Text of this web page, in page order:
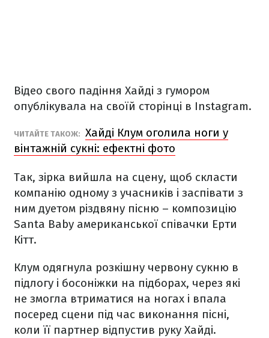
Відео свого падіння Хайді з гумором
опублікувала на своїй сторінці в Instagram.
ЧИТАЙТЕ ТАКОЖ: Хайді Клум оголила ноги у
вінтажній сукні: ефектні фото
Так, зірка вийшла на сцену, щоб скласти
компанію одному з учасників і заспівати з
ним дуетом різдвяну пісню – композицію
Santa Baby американської співачки Ерти
Кітт.
Клум одягнула розкішну червону сукню в
підлогу і босоніжки на підборах, через які
не змогла втриматися на ногах і впала
посеред сцени під час виконання пісні,
коли її партнер відпустив руку Хайді.